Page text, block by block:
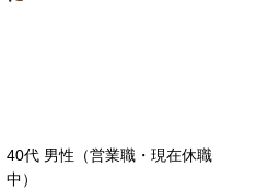
40代 男性（営業職・現在休職
中）